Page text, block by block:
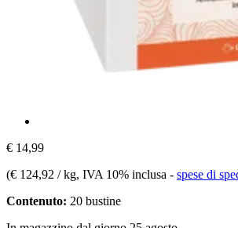
€ 14,99
(€ 124,92 / kg, IVA 10% inclusa - spese di
Contenuto: 20 bustine